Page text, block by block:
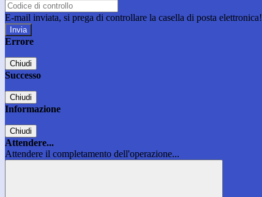
E-mail inviata, si prega di controllare la casella di posta elettronica!
Errore
Chiudi
Successo
Chiudi
Informazione
Chiudi
Attendere...
Attendere il completamento dell'operazione...